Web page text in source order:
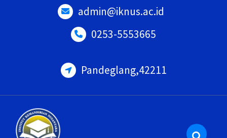
admin@iknus.ac.id
0253-5553665
Pandeglang,42211